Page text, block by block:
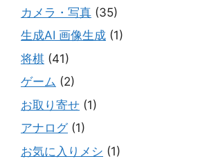
カメラ・写真 (35)
生成AI 画像生成 (1)
将棋 (41)
ゲーム (2)
お取り寄せ (1)
アナログ(1)
お気に入りメシ (1)